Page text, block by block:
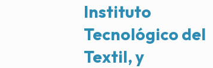
Instituto
Tecnológico del
Textil, y